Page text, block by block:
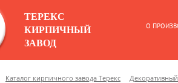
ТЕРЕКС
КИРПИЧНЫЙ
ЗАВОД
О
Каталог кирпичного завода Терекс